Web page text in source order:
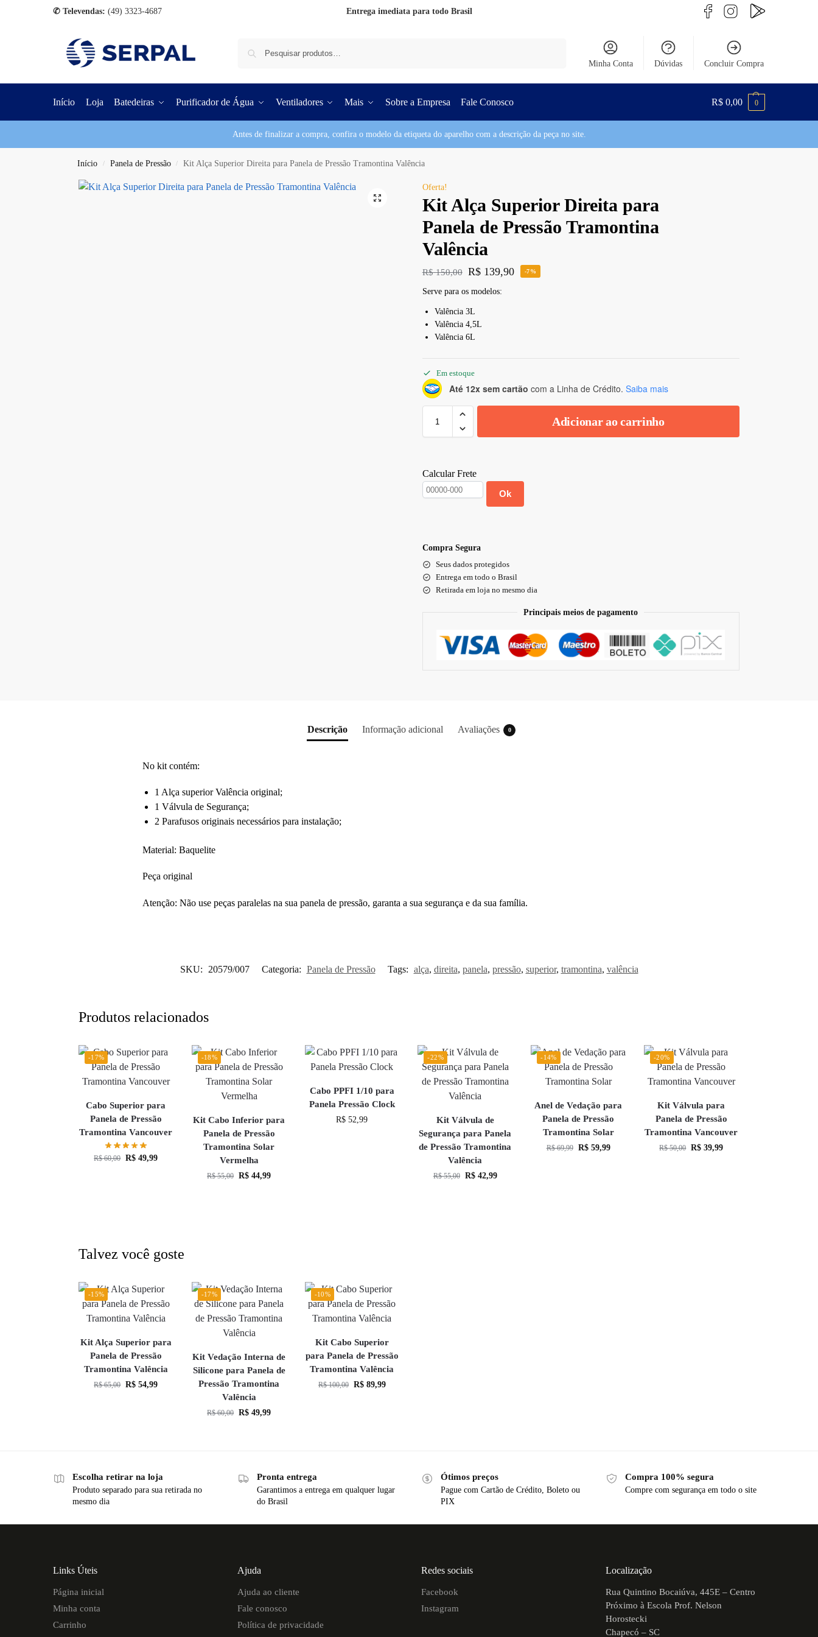
✆ Televendas: (49) 3323-4687 Entrega imediata para todo Brasil
Minha Conta Dúvidas Concluir Compra
Início Loja Batedeiras Purificador de Água Ventiladores Mais Sobre a Empresa Fale Conosco R$ 0,00 0
Antes de finalizar a compra, confira o modelo da etiqueta do aparelho com a descrição da peça no site.
Início / Panela de Pressão / Kit Alça Superior Direita para Panela de Pressão Tramontina Valência
Oferta!
Kit Alça Superior Direita para
Panela de Pressão Tramontina
Valência
R$150,00 R$139,90 -7%
Serve para os modelos:
Valência 3L
Valência 4,5L
Valência 6L
Em estoque
Até 12x sem cartão com a Linha de Crédito. Saiba mais
Adicionar ao carrinho
Calcular Frete
Ok
Compra Segura
Seus dados protegidos
Entrega em todo o Brasil
Retirada em loja no mesmo dia
Principais meios de pagamento
Descrição Informação adicional Avaliações 0
No kit contém:
1 Alça superior Valência original;
1 Válvula de Segurança;
2 Parafusos originais necessários para instalação;
Material: Baquelite
Peça original
Atenção: Não use peças paralelas na sua panela de pressão, garanta a sua segurança e da sua família.
SKU: 20579/007 Categoria: Panela de Pressão Tags: alça, direita, panela, pressão, superior, tramontina, valência
Produtos relacionados
-17%
Cabo Superior para
Panela de Pressão
Tramontina Vancouver
R$60,00 R$ 49,99
-18%
Kit Cabo Inferior para
Panela de Pressão
Tramontina Solar
Vermelha
R$55,00 R$ 44,99
Cabo PPFI 1/10 para
Panela Pressão Clock
R$ 52,99
-22%
Kit Válvula de
Segurança para Panela
de Pressão Tramontina
Valência
R$55,00 R$42,99
-14%
Anel de Vedação para
Panela de Pressão
Tramontina Solar
R$69,99 R$59,99
-20%
Kit Válvula para
Panela de Pressão
Tramontina Vancouver
R$50,00 R$ 39,99
Talvez você goste
-15%
Kit Alça Superior para
Panela de Pressão
Tramontina Valência
R$65,00 R$ 54,99
-17%
Kit Vedação Interna de
Silicone para Panela de
Pressão Tramontina
Valência
R$60,00 R$ 49,99
-10%
Kit Cabo Superior
para Panela de Pressão
Tramontina Valência
R$100,00 R$89,99
Escolha retirar na loja
Produto separado para sua retirada no
mesmo dia
Pronta entrega
Garantimos a entrega em qualquer lugar
do Brasil
Ótimos preços
Pague com Cartão de Crédito, Boleto ou
PIX
Compra 100% segura
Compre com segurança em todo o site
Links Úteis
Página inicial
Minha conta
Carrinho
Ajuda
Ajuda ao cliente
Fale conosco
Política de privacidade
Redes sociais
Facebook
Instagram
Localização
Rua Quintino Bocaiúva, 445E – Centro
Próximo à Escola Prof. Nelson
Horostecki
Chapecó – SC